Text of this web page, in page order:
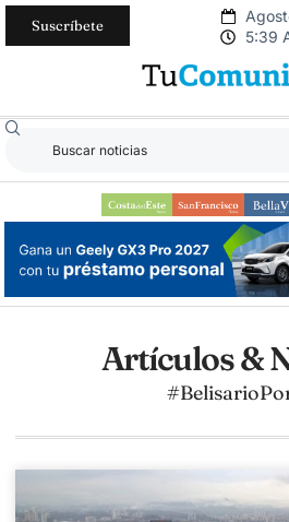
Suscríbete
5:39
Artículos &